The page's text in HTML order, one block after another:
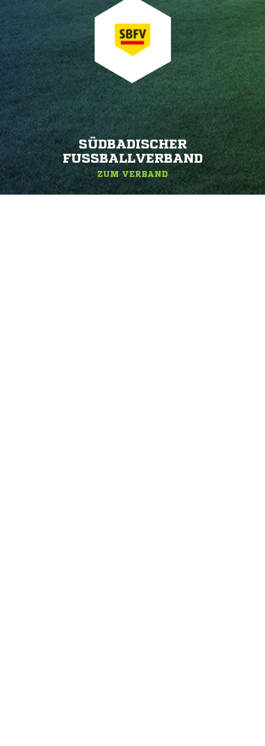
SÜDBADISCHER
FUSSBALLVERBAND
ZUM VERBAND